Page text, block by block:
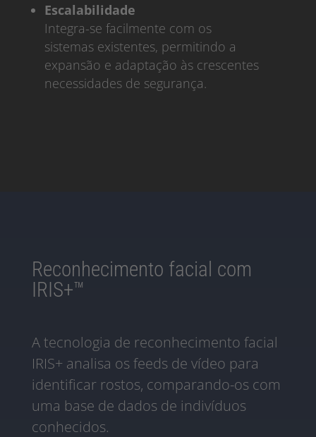
Escalabilidade
Integra-se facilmente com os
sistemas existentes, permitindo a
expansão e adaptação às crescentes
necessidades de segurança.
Reconhecimento facial com
IRIS+™
A tecnologia de reconhecimento facial
IRIS+ analisa os feeds de vídeo para
identificar rostos, comparando-os com
uma base de dados de indivíduos
conhecidos.